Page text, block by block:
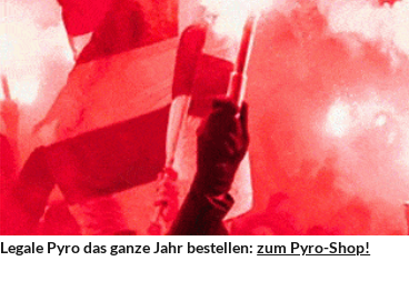
Legale Pyro das ganze Jahr bestellen:zum Pyro-Shop!